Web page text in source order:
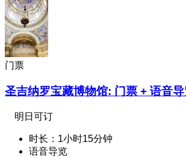
门票
圣吉纳罗宝藏博物馆: 门票 + 语音
明日可订
时长：1小时15分钟
语音导览